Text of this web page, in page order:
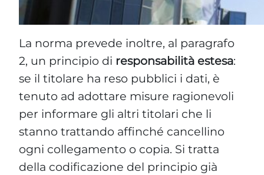
La norma prevede inoltre, al paragrafo
2, un principio di responsabilità estesa:
se il titolare ha reso pubblici i dati, è
tenuto ad adottare misure ragionevoli
per informare gli altri titolari che li
stanno trattando affinché cancellino
ogni collegamento o copia. Si tratta
della codificazione del principio già